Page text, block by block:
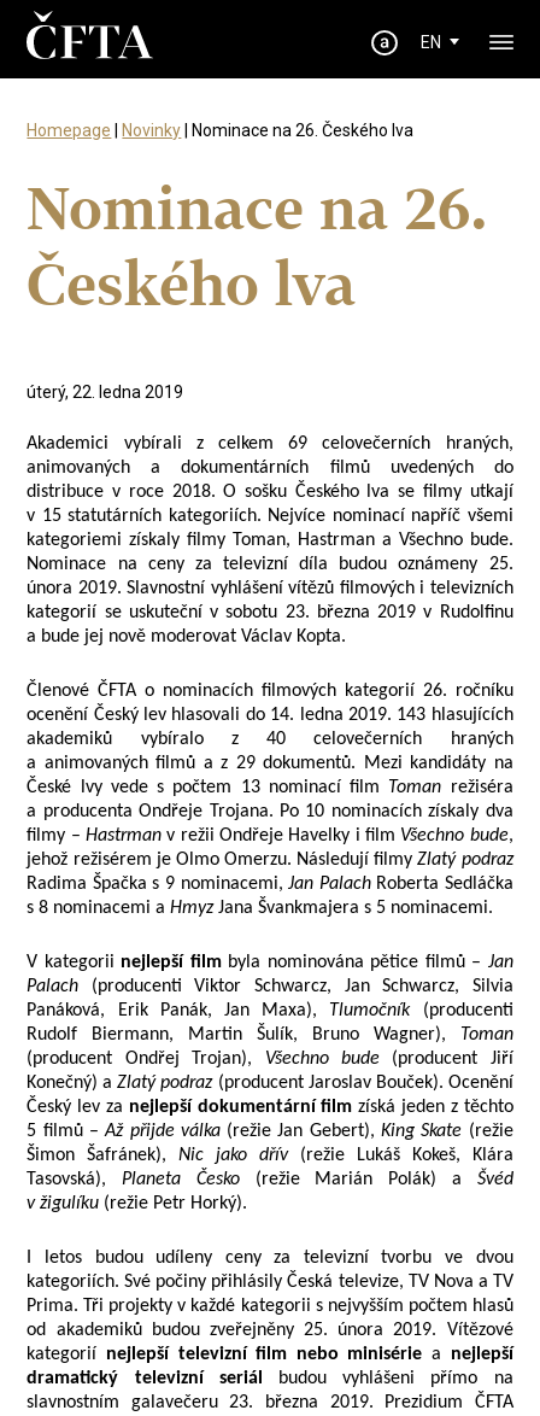
EN
Homepage Novinky | Nominace na 26. Českého lva
Nominace na 26.
Českého lva
úterý, 22. ledna 2019
Akademici vybírali z celkem 69 celovečerních hraných,
animovaných a dokumentárních filmů uvedených do
distribuce v roce 2018. O sošku Českého lva se filmy utkají
v 15 statutárních kategoriích. Nejvíce nominací napříč všemi
kategoriemi získaly filmy Toman, Hastrman a Všechno bude.
Nominace na ceny za televizní díla budou oznámeny 25.
února 2019. Slavnostní vyhlášení vítězů filmových i televizních
kategorií se uskuteční v sobotu 23. března 2019 v Rudolfinu
a bude jej nově moderovat Václav Kopta.
Členové ČFTA o nominacích filmových kategorií 26. ročníku
ocenění Český lev hlasovali do 14. ledna 2019. 143 hlasujících
akademiků vybíralo z 40 celovečerních hraných
a animovaných filmů a z 29 dokumentů. Mezi kandidáty na
České lvy vede s počtem 13 nominací film Toman režiséra
a producenta Ondřeje Trojana. Po 10 nominacích získaly dva
filmy –Hastrman v režii Ondřeje Havelky i film Všechno bude,
jehož režisérem je Olmo Omerzu. Následují filmyZlatý podraz
Radima Špačka s 9 nominacemi,Jan PalachRoberta Sedláčka
s 8 nominacemi aHmyzJana Švankmajera s 5 nominacemi.
V kategorii nejlepší filmbyla nominována pětice filmů – Jan
Palach (producenti Viktor Schwarcz, Jan Schwarcz, Silvia
Panáková, Erik Panák, Jan Maxa), Tlumočník(producenti
Rudolf Biermann, Martin Šulík, Bruno Wagner), Toman
(producent Ondřej Trojan), Všechno bude(producent Jiří
Konečný) aZlatý podraz(producent Jaroslav Bouček). Ocenění
Český lev za nejlepší dokumentární film získá jeden z těchto
5 filmů – Až přijde válka(režie Jan Gebert),King Skate (režie
Šimon Šafránek),Nic jako dřív(režie Lukáš Kokeš, Klára
Tasovská),Planeta Česko(režie Marián Polák) a Švéd
v žigulíku (režie Petr Horký).
I letos budou udíleny ceny za televizní tvorbu ve dvou
kategoriích. Své počiny přihlásily Česká televize, TV Nova a TV
Prima. Tři projekty v každé kategorii s nejvyšším počtem hlasů
od akademiků budou zveřejněny 25. února 2019. Vítězové
kategorií nejlepší televizní film nebo minisérie a nejlepší
dramatický televizní seriál
budou vyhlášeni přímo na
slavnostním galavečeru 23. března 2019. Prezidium ČFTA